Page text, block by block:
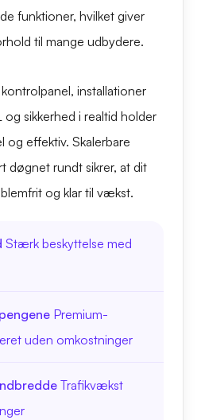
funktioner, hvilket giver
til mange udbydere.
installationer
og sikkerhed i realtid holder
og effektiv. Skalerbare
døgnet rundt sikrer, at dit
og klar til vækst.
Stærk beskyttelse med
Premium-
uden omkostninger
Trafikvækst